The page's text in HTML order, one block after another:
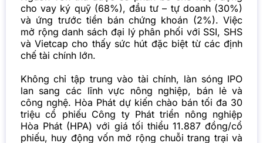
cho vay ký quỹ (68%), đầu tư – tự doanh (30%)
và ứng trước tiền bán chứng khoán (2%). Việc
mở rộng danh sách đại lý phân phối với SSI, SHS
và Vietcap cho thấy sức hút đặc biệt từ các định
chế tài chính lớn.
Không chỉ tập trung vào tài chính, làn sóng IPO
lan sang các lĩnh vực nông nghiệp, bán lẻ và
công nghệ. Hòa Phát dự kiến chào bán tối đa 30
triệu cổ phiếu Công ty Phát triển nông nghiệp
Hòa Phát (HPA) với giá tối thiểu 11.887 đồng/cổ
phiếu, huy động vốn mở rộng chuỗi trang trại và